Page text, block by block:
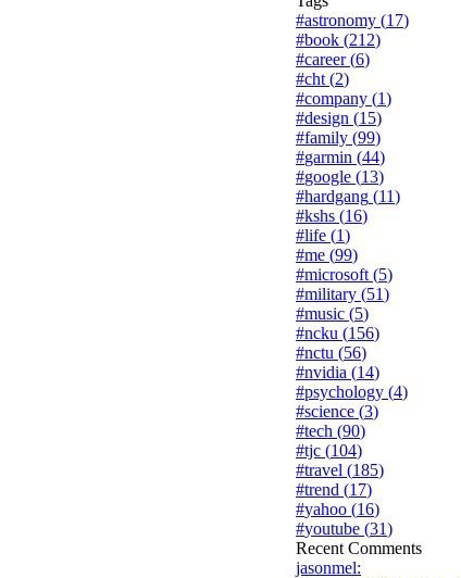
#astronomy (17)
#book (212)
#career(6)
#cht (2)
#company (1)
#design (15)
#family (99)
#garmin (44)
#google (13)
#hardgang (11)
#kshs (16)
#life (1)
#me (99)
#microsoft (5)
#military (51)
#music (5)
#ncku (156)
#nctu (56)
#nvidia (14)
#psychology (4)
#science (3)
#tech (90)
#tjc (104)
#travel (185)
#trend (17)
#yahoo (16)
#youtube (31)
Recent Comments
jasonmel: